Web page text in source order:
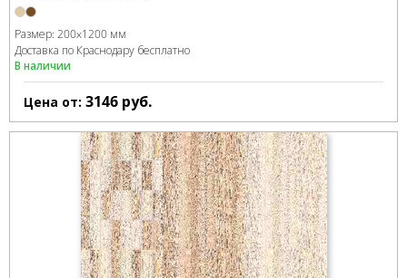
Размер: 200x1200 мм
Доставка по Краснодару бесплатно
В наличии
Цена от: 3146 руб.